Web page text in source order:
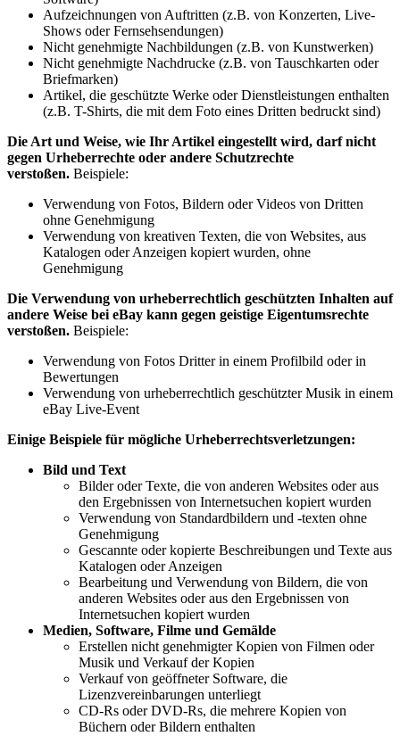
Aufzeichnungen von Auftritten (z.B. von Konzerten, Live-
Shows oder Fernsehsendungen)
Nicht genehmigte Nachbildungen (z.B. von Kunstwerken)
Nicht genehmigte Nachdrucke (z.B. von Tauschkarten oder
Briefmarken)
Artikel, die geschützte Werke oder Dienstleistungen enthalten
(z.B. T-Shirts, die mit dem Foto eines Dritten bedruckt sind)
Die Art und Weise, wie Ihr Artikel eingestellt wird, darf nicht
gegen Urheberrechte oder andere Schutzrechte
verstoßen. Beispiele:
Verwendung von Fotos, Bildern oder Videos von Dritten
ohne Genehmigung
Verwendung von kreativen Texten, die von Websites, aus
Katalogen oder Anzeigen kopiert wurden, ohne
Genehmigung
Die Verwendung von urheberrechtlich geschützten Inhalten auf
andere Weise bei eBay kann gegen geistige Eigentumsrechte
verstoßen. Beispiele:
Verwendung von Fotos Dritter in einem Profilbild oder in
Bewertungen
Verwendung von urheberrechtlich geschützter Musik in einem
eBay Live-Event
Einige Beispiele für mögliche Urheberrechtsverletzungen:
Bild und Text
Bilder oder Texte, die von anderen Websites oder aus
den Ergebnissen von Internetsuchen kopiert wurden
Verwendung von Standardbildern und -texten ohne
Genehmigung
Gescannte oder kopierte Beschreibungen und Texte aus
Katalogen oder Anzeigen
Bearbeitung und Verwendung von Bildern, die von
anderen Websites oder aus den Ergebnissen von
Internetsuchen kopiert wurden
Medien, Software, Filme und Gemälde
Erstellen nicht genehmigter Kopien von Filmen oder
Musik und Verkauf der Kopien
Verkauf von geöffneter Software, die
Lizenzvereinbarungen unterliegt
CD-Rs oder DVD-Rs, die mehrere Kopien von
Büchern oder Bildern enthalten